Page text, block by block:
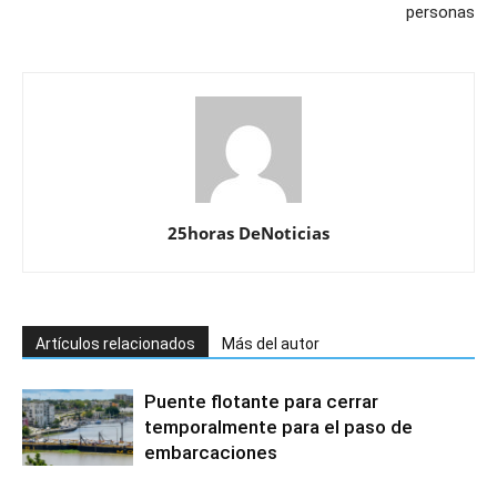
personas
25horas DeNoticias
Artículos relacionados Más del autor
Puente flotante para cerrar
temporalmente para el paso de
embarcaciones